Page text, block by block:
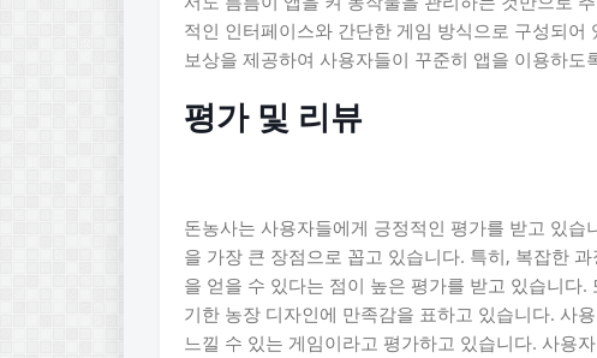
적인 인터페이스와 간단한 게임 방식으로 구성되
보상을 제공하여 사용자들이 꾸준히 앱을 이용하도
평가 및 리뷰
돈농사는 사용자들에게 긍정적인 평가를 받고 있
을 가장 큰 장점으로 꼽고 있습니다. 특히, 복잡한
을 얻을 수 있다는 점이 높은 평가를 받고 있습니다
기한 농장 디자인에 만족감을 표하고 있습니다. 사
느낄 수 있는 게임이라고 평가하고 있습니다. 사용